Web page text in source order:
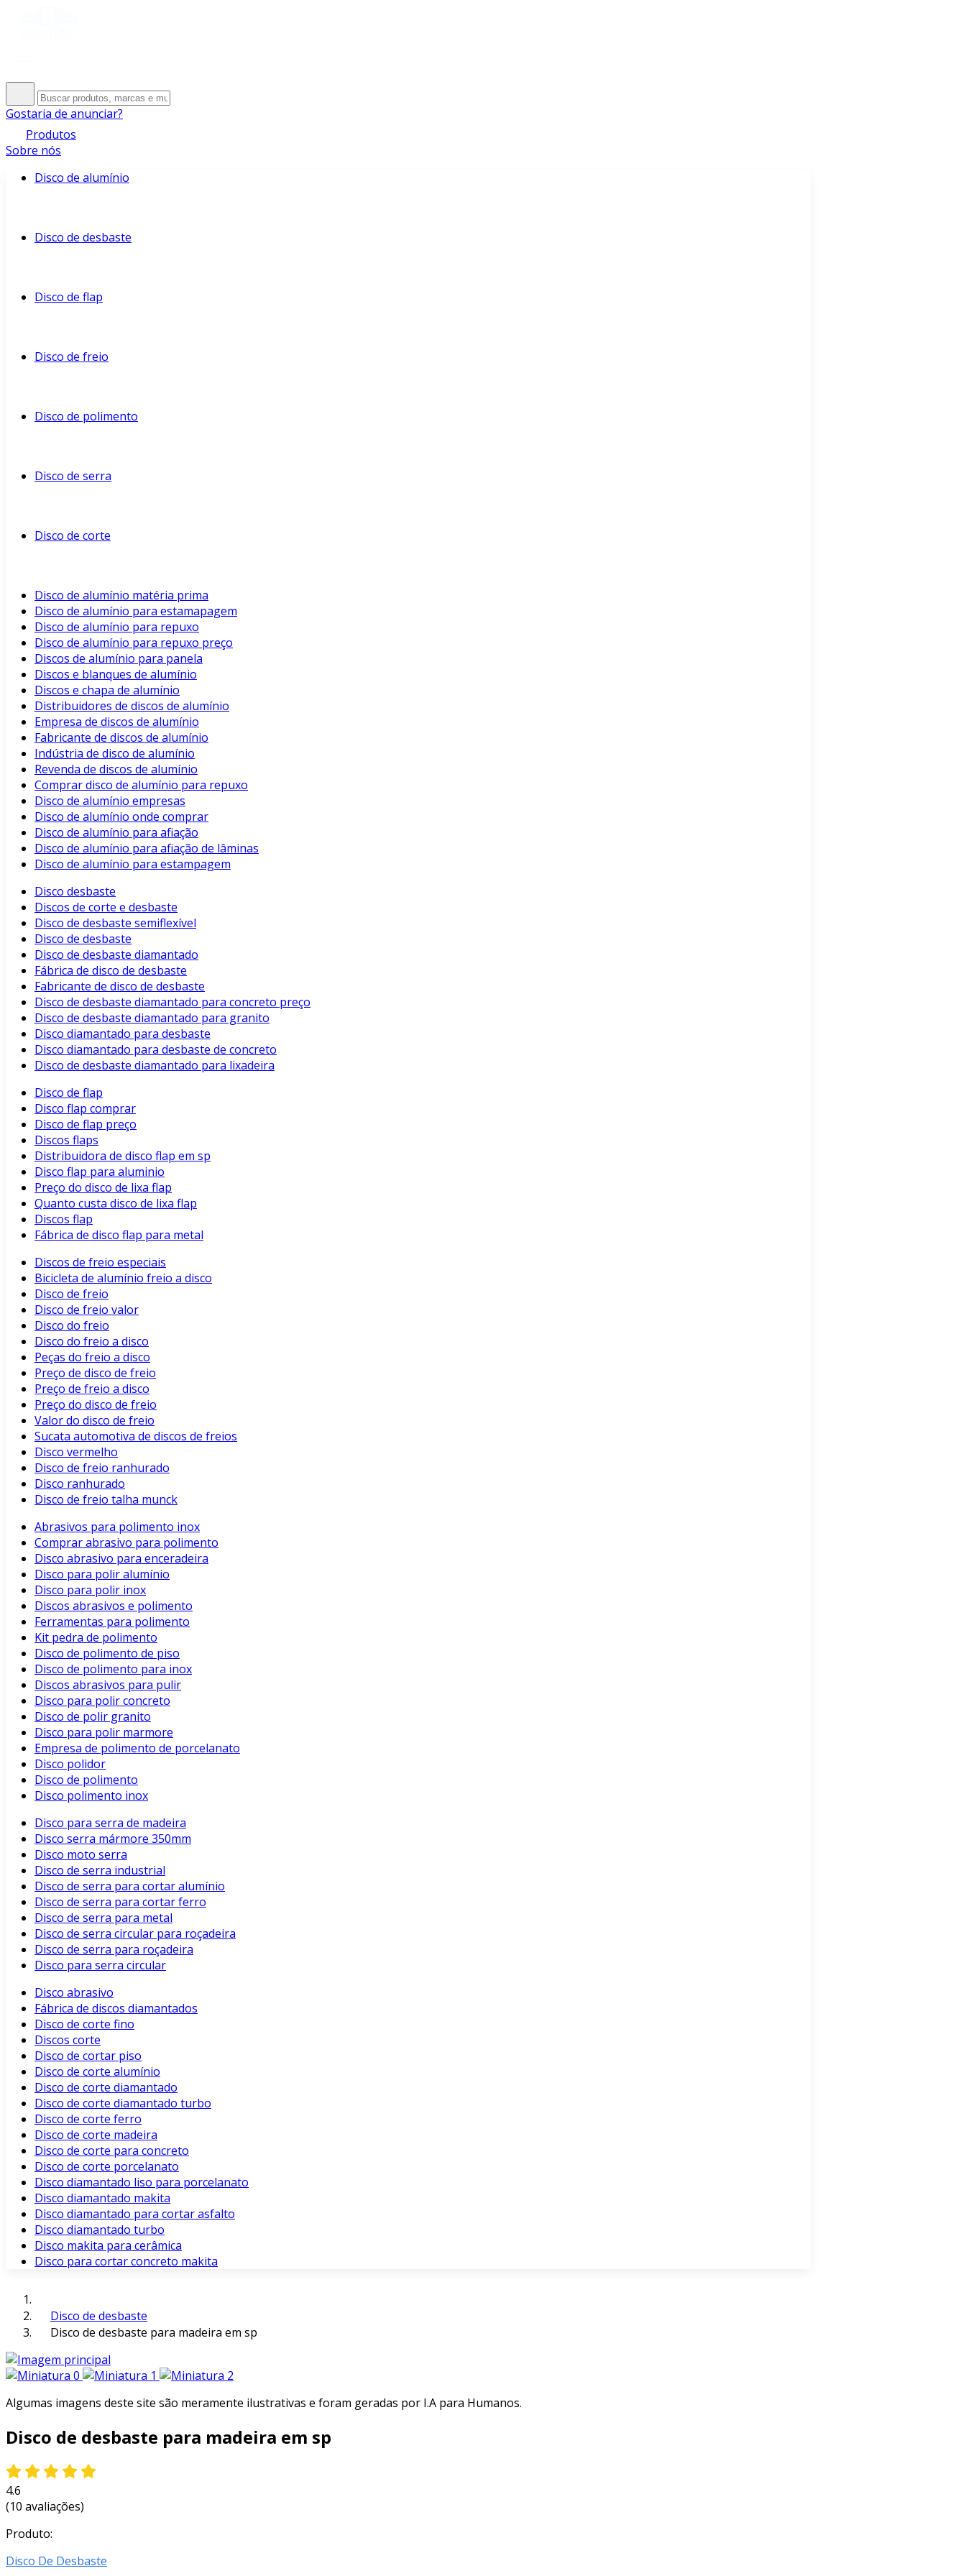
Gostaria de anunciar?
Produtos
Sobre nós
Disco de alumínio
Disco de desbaste
Disco de flap
Disco de freio
Disco de polimento
Disco de serra
Disco de corte
Disco de alumínio matéria prima
Disco de alumínio para estamapagem
Disco de alumínio para repuxo
Disco de alumínio para repuxo preço
Discos de alumínio para panela
Discos e blanques de alumínio
Discos e chapa de alumínio
Distribuidores de discos de alumínio
Empresa de discos de alumínio
Fabricante de discos de alumínio
Indústria de disco de alumínio
Revenda de discos de alumínio
Comprar disco de alumínio para repuxo
Disco de alumínio empresas
Disco de alumínio onde comprar
Disco de alumínio para afiação
Disco de alumínio para afiação de lâminas
Disco de alumínio para estampagem
Disco desbaste
Discos de corte e desbaste
Disco de desbaste semiflexível
Disco de desbaste
Disco de desbaste diamantado
Fábrica de disco de desbaste
Fabricante de disco de desbaste
Disco de desbaste diamantado para concreto preço
Disco de desbaste diamantado para granito
Disco diamantado para desbaste
Disco diamantado para desbaste de concreto
Disco de desbaste diamantado para lixadeira
Disco de flap
Disco flap comprar
Disco de flap preço
Discos flaps
Distribuidora de disco flap em sp
Disco flap para aluminio
Preço do disco de lixa flap
Quanto custa disco de lixa flap
Discos flap
Fábrica de disco flap para metal
Discos de freio especiais
Bicicleta de alumínio freio a disco
Disco de freio
Disco de freio valor
Disco do freio
Disco do freio a disco
Peças do freio a disco
Preço de disco de freio
Preço de freio a disco
Preço do disco de freio
Valor do disco de freio
Sucata automotiva de discos de freios
Disco vermelho
Disco de freio ranhurado
Disco ranhurado
Disco de freio talha munck
Abrasivos para polimento inox
Comprar abrasivo para polimento
Disco abrasivo para enceradeira
Disco para polir alumínio
Disco para polir inox
Discos abrasivos e polimento
Ferramentas para polimento
Kit pedra de polimento
Disco de polimento de piso
Disco de polimento para inox
Discos abrasivos para pulir
Disco para polir concreto
Disco de polir granito
Disco para polir marmore
Empresa de polimento de porcelanato
Disco polidor
Disco de polimento
Disco polimento inox
Disco para serra de madeira
Disco serra mármore 350mm
Disco moto serra
Disco de serra industrial
Disco de serra para cortar alumínio
Disco de serra para cortar ferro
Disco de serra para metal
Disco de serra circular para roçadeira
Disco de serra para roçadeira
Disco para serra circular
Disco abrasivo
Fábrica de discos diamantados
Disco de corte fino
Discos corte
Disco de cortar piso
Disco de corte alumínio
Disco de corte diamantado
Disco de corte diamantado turbo
Disco de corte ferro
Disco de corte madeira
Disco de corte para concreto
Disco de corte porcelanato
Disco diamantado liso para porcelanato
Disco diamantado makita
Disco diamantado para cortar asfalto
Disco diamantado turbo
Disco makita para cerâmica
Disco para cortar concreto makita
Disco de desbaste
Disco de desbaste para madeira em sp
Algumas imagens deste site são meramente ilustrativas e foram geradas por I.A para Humanos.
Disco de desbaste para madeira em sp
4.6
(10 avaliações)
Produto:
Disco De Desbaste